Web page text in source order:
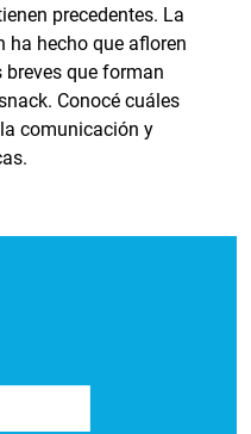
precedentes. La
ha hecho que afloren
que forman
Conocé cuáles
comunicación y